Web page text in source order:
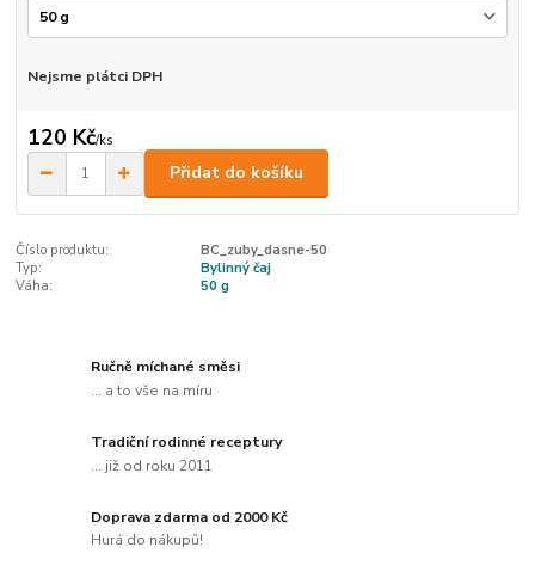
Nejsme plátci DPH
120 Kč/ks
Přidat do košíku
Číslo produktu:
BC_zuby_dasne-50
Typ:
Bylinný čaj
Váha:
50 g
Ručně míchané směsi
... a to vše na míru
Tradiční rodinné receptury
... již od roku 2011
Doprava zdarma od 2000 Kč
Hurá do nákupů!